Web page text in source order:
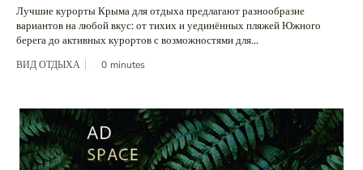
Лучшие курорты Крыма для отдыха предлагают разнообразие
вариантов на любой вкус: от тихих и уединённых пляжей Южного
берега до активных курортов с возможностями для...
ВИД ОТДЫХА 0 minutes